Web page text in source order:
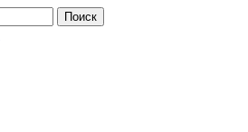
Поиск